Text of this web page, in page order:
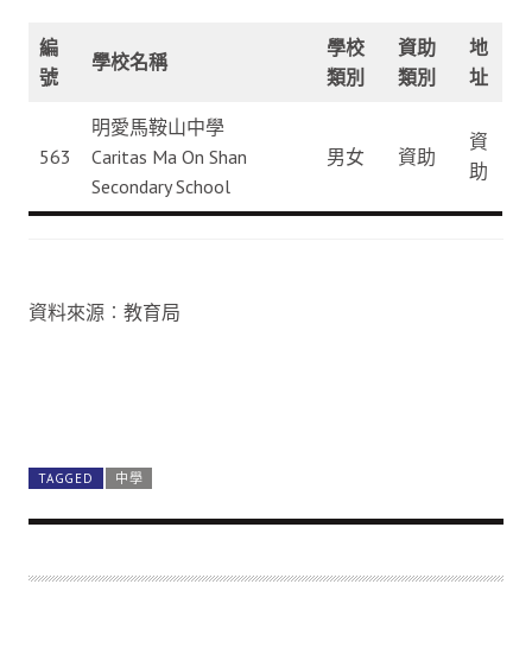
編
號
學校名稱
學校
類別
資助
類別
地
址
563
明愛馬鞍山中學
Caritas Ma On Shan
Secondary School
男女 資助
資
助
資料來源︰教育局
TAGGED 中學